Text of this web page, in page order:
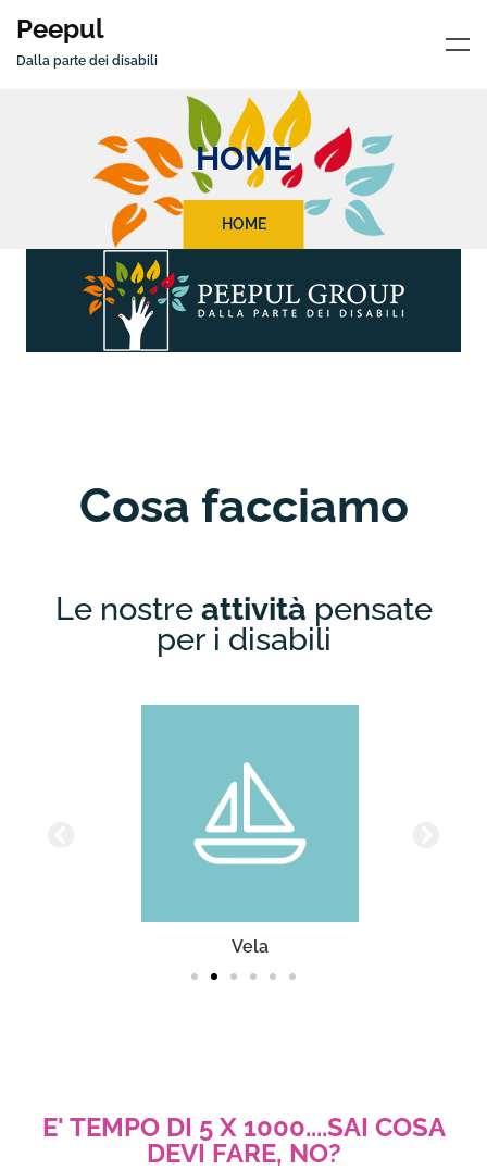
Peepul
Dalla parte dei disabili
HOME
HOME
Cosa facciamo
Le nostre attività pensate
per i disabili
Vela
E' TEMPO DI 5 X 1000....SAI COSA
DEVI FARE, NO?